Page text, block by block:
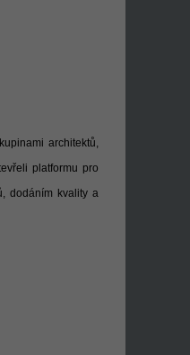
architektů,
platformu pro
dodáním kvality a